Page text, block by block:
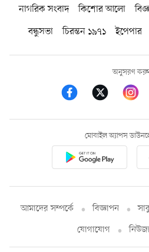
নাগরিক সংবাদ কিশোর আলো
বন্ধুসভা
চিরন্তন ১৯৭১ ইপেপার
অনুসরণ
মোবাইল অ্যাপস
আমাদের সম্পর্কে বিজ্ঞাপন
যোগাযোগ